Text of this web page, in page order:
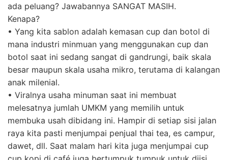
ada peluang? Jawabannya SANGAT MASIH.
Kenapa?
• Yang kita sablon adalah kemasan cup dan botol di
mana industri minmuan yang menggunakan cup dan
botol saat ini sedang sangat di gandrungi, baik skala
besar maupun skala usaha mikro, terutama di kalangan
anak milenial.
• Viralnya usaha minuman saat ini membuat
melesatnya jumlah UMKM yang memilih untuk
membuka usah dibidang ini. Hampir di setiap sisi jalan
raya kita pasti menjumpai penjual thai tea, es campur,
dawet, dll. Saat malam hari kita juga menjumpai cup